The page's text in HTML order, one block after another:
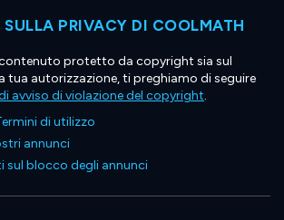
PRIVACY DI COOLMATH
protetto da copyright sia sul
tua autorizzazione, ti preghiamo di seguire
avviso di violazione del copyright.
di utilizzo
annunci
sul blocco degli annunci